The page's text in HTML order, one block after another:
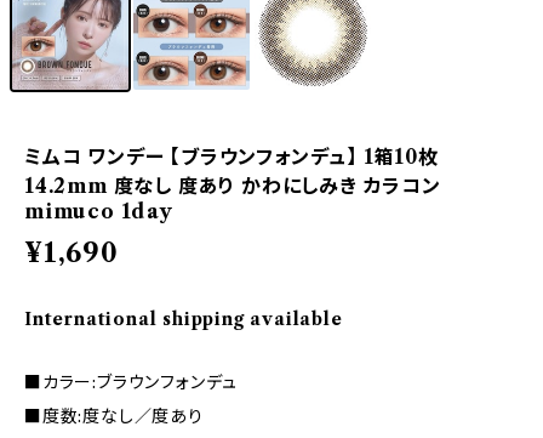
ミムコ ワンデー 【ブラウンフォンデュ】 1箱10枚
14.2mm 度なし 度あり かわにしみき カラコン
mimuco 1day
¥1,690
International shipping available
■カラー:ブラウンフォンデュ
■度数:度なし／度あり